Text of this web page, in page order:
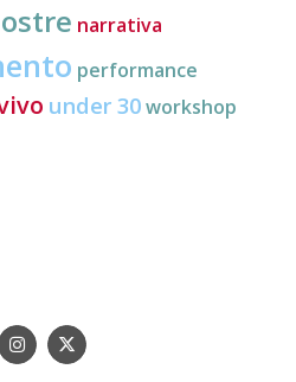
narrativa
performance
under 30workshop